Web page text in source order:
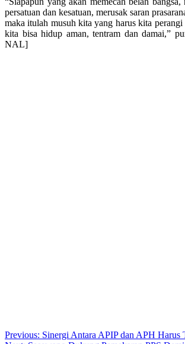
persatuan dan kesatuan, merusak saran
maka itulah musuh kita yang harus kita
kita bisa hidup aman, tentram dan damai,”
NAL]
Post
Previous: Sinergi Antara APIP dan APH Harus